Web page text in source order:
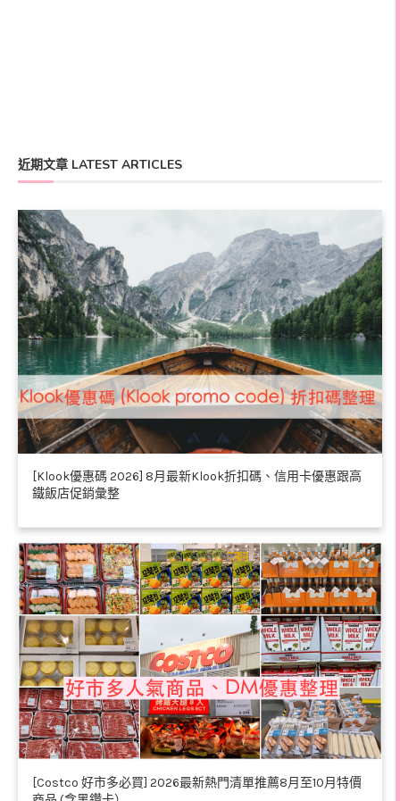
近期文章 LATEST ARTICLES
[Klook優惠碼 2026] 8月最新Klook折扣碼、信用卡優惠跟高
鐵飯店促銷彙整
[Costco 好市多必買] 2026最新熱門清單推薦8月至10月特價